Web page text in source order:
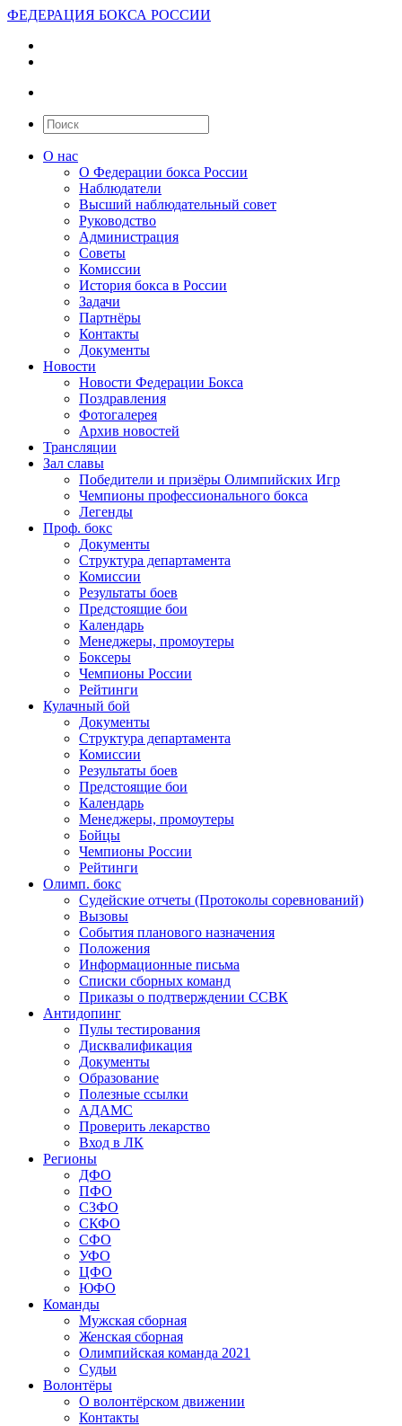
ФЕДЕРАЦИЯ БОКСА РОССИИ
О нас
О Федерации бокса России
Наблюдатели
Высший наблюдательный совет
Руководство
Администрация
Советы
Комиссии
История бокса в России
Задачи
Партнёры
Контакты
Документы
Новости
Новости Федерации Бокса
Поздравления
Фотогалерея
Архив новостей
Трансляции
Зал славы
Победители и призёры Олимпийских Игр
Чемпионы профессионального бокса
Легенды
Проф. бокс
Документы
Структура департамента
Комиссии
Результаты боев
Предстоящие бои
Календарь
Менеджеры, промоутеры
Боксеры
Чемпионы России
Рейтинги
Кулачный бой
Документы
Структура департамента
Комиссии
Результаты боев
Предстоящие бои
Календарь
Менеджеры, промоутеры
Бойцы
Чемпионы России
Рейтинги
Олимп. бокс
Судейские отчеты (Протоколы соревнований)
Вызовы
События планового назначения
Положения
Информационные письма
Списки сборных команд
Приказы о подтверждении ССВК
Антидопинг
Пулы тестирования
Дисквалификация
Документы
Образование
Полезные ссылки
АДАМС
Проверить лекарство
Вход в ЛК
Регионы
ДФО
ПФО
СЗФО
СКФО
СФО
УФО
ЦФО
ЮФО
Команды
Мужская сборная
Женская сборная
Олимпийская команда 2021
Судьи
Волонтёры
О волонтёрском движении
Контакты